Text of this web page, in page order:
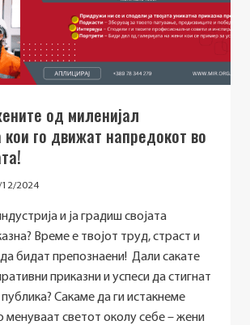
од миленијал
кои го движат напредокот во
12/2024
и ја градиш својата
Време е твојот труд, страст и
бидат препознаени! Дали сакате
приказни и успеси да стигнат
Сакаме да ги истакнеме
менуваат светот околу себе – жени